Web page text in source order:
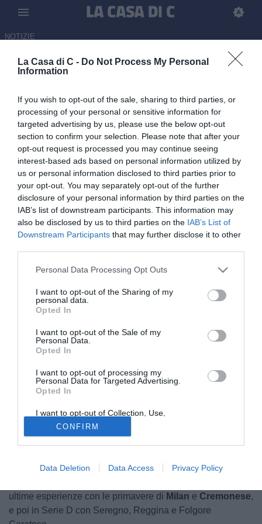
La Casa di C - Do Not Process My Personal
Information
If you wish to opt-out of the sale, sharing to third parties, or
processing of your personal or sensitive information for
targeted advertising by us, please use the below opt-out
section to confirm your selection. Please note that after your
opt-out request is processed you may continue seeing
interest-based ads based on personal information utilized by
us or personal information disclosed to third parties prior to
your opt-out. You may separately opt-out of the further
disclosure of your personal information by third parties on the
IAB’s list of downstream participants. This information may
also be disclosed by us to third parties on the IAB’s List of
Downstream Participants that may further disclose it to other
Personal Data Processing Opt Outs
I want to opt-out of the Sharing of my
personal data.
Opted In
I want to opt-out of the Sale of my
Personal Data.
Opted In
I want to opt-out of processing my
Personal Data for Targeted Advertising.
Opted In
I want to opt-out of Collection, Use,
Retention, Sale, and/or Sharing of my
Personal Data that Is Unrelated with the
Purposes for which it was collected.
Opted Out
CONFIRM
Data Deletion Data Access Privacy Policy
NOTIZIE
Spezia, colpo a centrocampo:
dall'Alcione Milano
ULTIM'ORA
06.07.2026 11:40 di Redazione
I bianconeri muovono le prime mosse in ottica mercato: in dirittura
d'arrivo il centrocampista ex Milan, di proprietà dell'Alcione Milano
prossimo campionato di Serie C. Il direttore sportivo
Angelozzi, al suo ritorno in bianconero, comincia a
d'arrivo perKevin Bright, dall'Alcione Milano.
Restano da limare gli ultimi dettagli ma parliamo di un
preannuncia inoltre una plusvalenza per il club milanese,
ultime esperienze con le primavere di Milan e Cremonese,
e poi in Serie D con Seregno, Reggina e Folgore